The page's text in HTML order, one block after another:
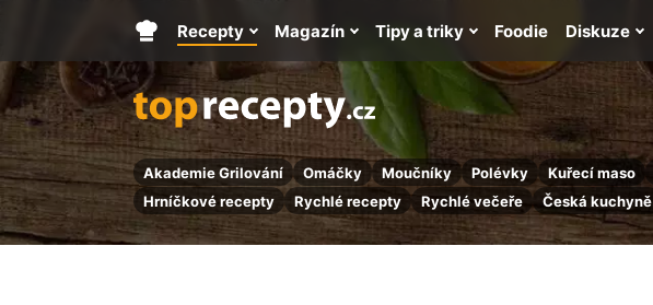
Akademie Grilování Omáčky Moučníky Polévky Kuřecí maso
Hrníčkové recepty
Rychlé recepty Rychlé večeře Česká kuchyně
Hlavní
stránka
Recepty Magazín Tipy a triky Foodie Diskuze